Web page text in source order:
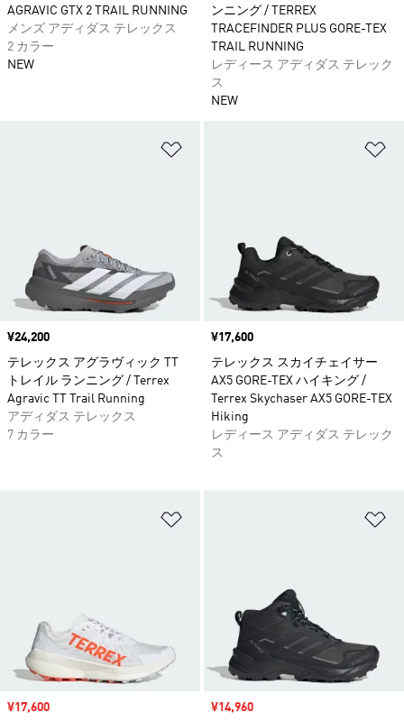
AGRAVIC GTX 2 TRAIL RUNNING
メンズ アディダス テレックス
2 カラー
NEW
ンニング / TERREX
TRACEFINDER PLUS GORE-TEX
TRAIL RUNNING
レディース アディダス テレック
ス
NEW
価格
¥24,200
テレックス アグラヴィック TT
トレイル ランニング / Terrex
Agravic TT Trail Running
アディダス テレックス
7 カラー
価格
¥17,600
テレックス スカイチェイサー
AX5 GORE-TEX ハイキング /
Terrex Skychaser AX5 GORE-TEX
Hiking
レディース アディダス テレック
ス
セール価格
¥17,600
セール価格
¥14,960